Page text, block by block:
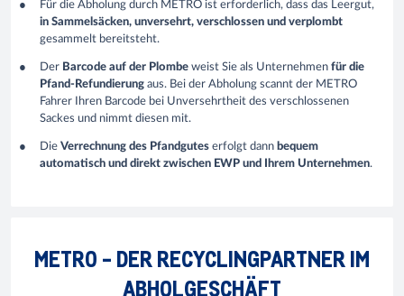
Für die Abholung durch METRO ist erforderlich, dass das Leergut,
in Sammelsäcken, unversehrt, verschlossen und verplombt
gesammelt bereitsteht.
Der Barcode auf der Plombe weist Sie als Unternehmen für die
Pfand-Refundierung aus. Bei der Abholung scannt der METRO
Fahrer Ihren Barcode bei Unversehrtheit des verschlossenen
Sackes und nimmt diesen mit.
Die Verrechnung des Pfandgutes erfolgt dann bequem
automatisch und direkt zwischen EWP und Ihrem Unternehmen.
METRO - DER RECYCLINGPARTNER IM
ABHOLGESCHÄFT